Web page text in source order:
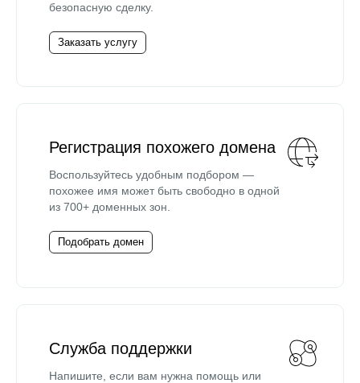
безопасную сделку.
Заказать услугу
Регистрация похожего домена
Воспользуйтесь удобным подбором —
похожее имя может быть свободно в одной
из 700+ доменных зон.
Подобрать домен
Служба поддержки
Напишите, если вам нужна помощь или